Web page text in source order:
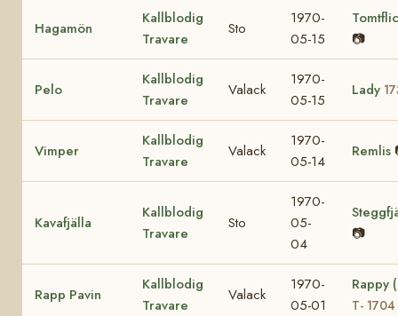
Hagamön
Kallblodig
Travare
Sto
1970-
05-15
📷
Pelo
Kallblodig
Travare
Valack
1970-
05-15
Lady
Vimper
Kallblodig
Travare
Valack
1970-
05-14
Remlis
Kavafjälla
Kallblodig
Travare
Sto
1970-
05-
04
📷
Rapp Pavin
Kallblodig
Travare
Valack
1970-
05-01
Rappy
T- 1704